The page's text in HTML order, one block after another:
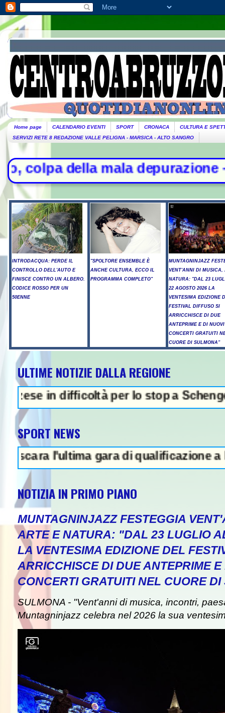
Home page CALENDARIO EVENTI SPORT CRONACA
CULTURA E
SERVIZI RETE 8 REDAZIONE VALLE PELIGNA - MARSICA - ALTO SANGRO
mala depurazione -
INTRODACQUA: PERDE IL
CONTROLLO DELL'AUTO E
FINISCE CONTRO UN ALBERO.
CODICE ROSSO PER UN
50ENNE
"SPOLTORE ENSEMBLE È
ANCHE CULTURA, ECCO IL
PROGRAMMA COMPLETO"
MUNTAGNINJAZZ
VENT'ANNI DI MUSICA,
NATURA: "DAL 23
22 AGOSTO 2026 LA
VENTESIMA EDIZIONE
FESTIVAL DIFFUSO SI
ARRICCHISCE DI DUE
ANTEPRIME E DI NUOVI
CONCERTI GRATUITI
CUORE DI SULMONA"
ULTIME NOTIZIE DALLA REGIONE
per lo stop a Schengen-
SPORT NEWS
l'ultima gara di qualificazione a Euro
NOTIZIA IN PRIMO PIANO
MUNTAGNINJAZZ FESTEGGIA
ARTE E NATURA: "DAL 23 LUGLIO
LA VENTESIMA EDIZIONE DEL
ARRICCHISCE DI DUE ANTEPRIME E
CONCERTI GRATUITI NEL CUORE
SULMONA - "Vent'anni di musica, incontri,
Muntagninjazz celebra nel 2026 la sua
IN EVIDENZA - Attentato a